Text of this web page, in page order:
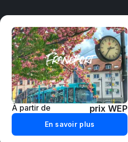
Francfort
À partir de prix WEP
En savoir plus